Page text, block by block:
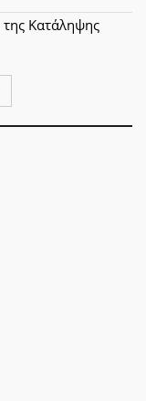
Κατάληψης